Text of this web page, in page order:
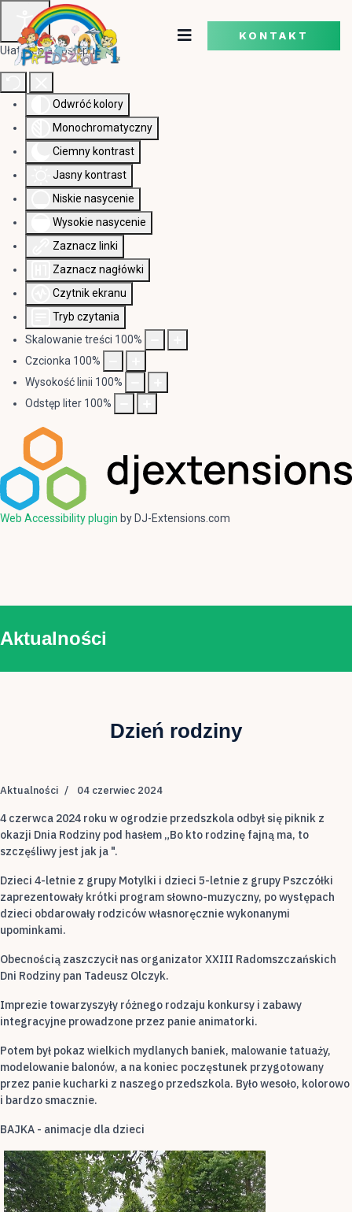
Ułatwienia dostępu
Odwróć kolory
Monochromatyczny
Ciemny kontrast
Jasny kontrast
Niskie nasycenie
Wysokie nasycenie
Zaznacz linki
Zaznacz nagłówki
Czytnik ekranu
Tryb czytania
Skalowanie treści 100%
Czcionka 100%
Wysokość linii 100%
Odstęp liter 100%
Web Accessibility plugin by DJ-Extensions.com
KONTAKT
Aktualności
Dzień rodziny
Aktualności 04 czerwiec 2024
4 czerwca 2024 roku w ogrodzie przedszkola odbył się piknik z
okazji Dnia Rodziny pod hasłem „Bo kto rodzinę fajną ma, to
szczęśliwy jest jak ja ".
Dzieci 4-letnie z grupy Motylki i dzieci 5-letnie z grupy Pszczółki
zaprezentowały krótki program słowno-muzyczny, po występach
dzieci obdarowały rodziców własnoręcznie wykonanymi
upominkami.
Obecnością zaszczycił nas organizator XXIII Radomszczańskich
Dni Rodziny pan Tadeusz Olczyk.
Imprezie towarzyszyły różnego rodzaju konkursy i zabawy
integracyjne prowadzone przez panie animatorki.
Potem był pokaz wielkich mydlanych baniek, malowanie tatuaży,
modelowanie balonów, a na koniec poczęstunek przygotowany
przez panie kucharki z naszego przedszkola. Było wesoło, kolorowo
i bardzo smacznie.
BAJKA - animacje dla dzieci